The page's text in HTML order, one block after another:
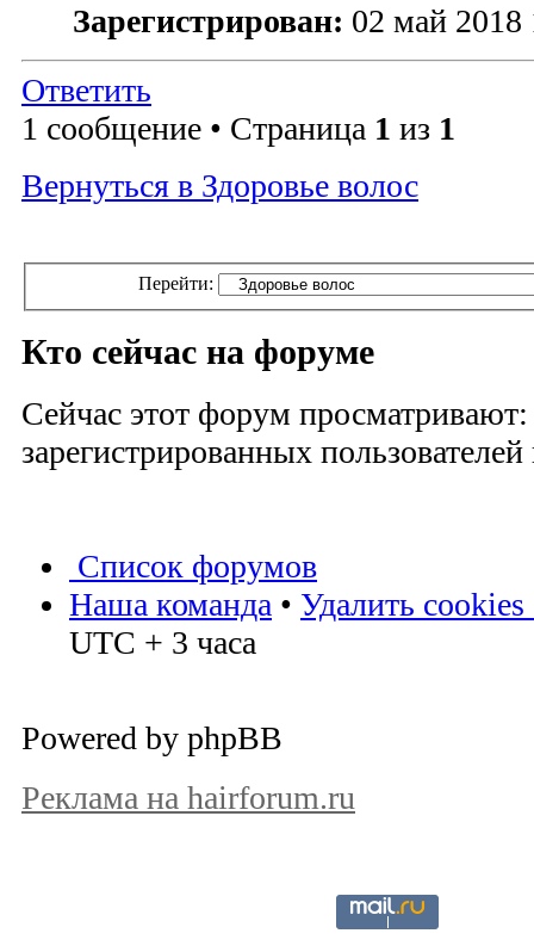
Зарегистрирован: 02 май 2018
Ответить
1 сообщение • Страница 1 из 1
Вернуться в Здоровье волос
Перейти:
Кто сейчас на форуме
Сейчас этот форум просматривают:
зарегистрированных
Список форумов
Наша команда • Удалить
UTC + 3 часа
Powered by phpBB
Реклама на hairforum.ru